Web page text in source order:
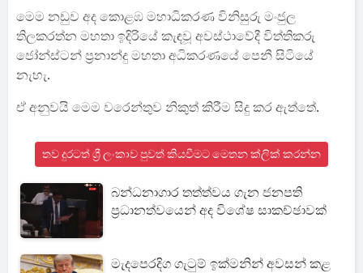
මෙම නඩුව අද කොළඹ මහාධිකරණ විනිසුරු මංජුල
තිලකරත්න මහතා ඉදිරියේ කැඳවූ අවස්ථාවේදී විත්තිකරු
ජෝන්ස්ටන් ප්‍රනාන්දු මහතා අධිකරණයේ පෙනී සිටියේ
නැහැ.
ඒ අනුවයි මෙම වරෙන්තුව නිකුත් කිරීම සිදු කර ඇත්තේ.
තව දුරටත් ශ්‍රී ලංකාව පුවත් කියවීමට මෙතන ක්ලික් කරන්න
බන්ධනාගාර තත්ත්වය ගැන ජනපති
ප්‍රධානත්වයෙන් අද විශේෂ සාකච්ඡාවක්
මැදපෙරදිග ගැටුම් ඉක්මනින් අවසන් කළ